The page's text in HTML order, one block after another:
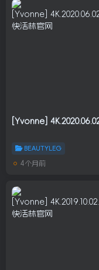
[Yvonne]
BEAUTYLEG
4个月前